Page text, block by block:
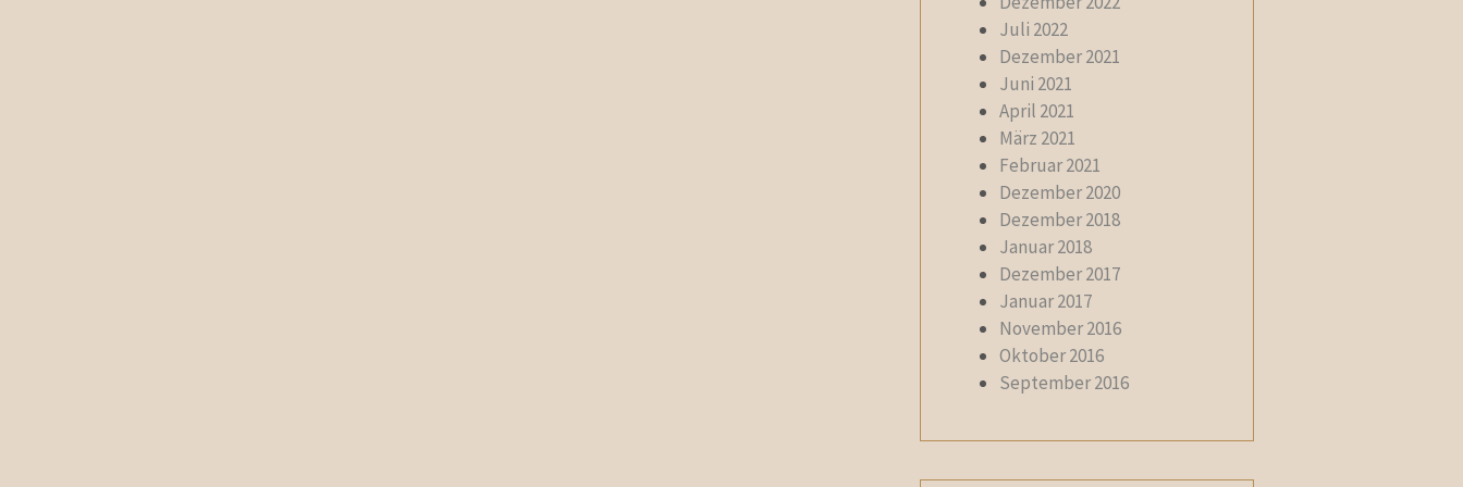
Juli 2022
Dezember 2021
Juni 2021
April 2021
März 2021
Februar 2021
Dezember 2020
Dezember 2018
Januar 2018
Dezember 2017
Januar 2017
November 2016
Oktober 2016
September 2016